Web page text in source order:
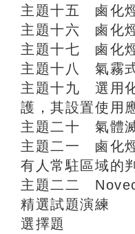
主題十五 鹵化
主題十六 鹵化
主題十七 鹵化
主題十八 氣霧
主題十九 選用
護，其設置使用
主題二十 氣體
主題二一 鹵化
有人常駐區域的
主題二二
精選試題演練
選擇題